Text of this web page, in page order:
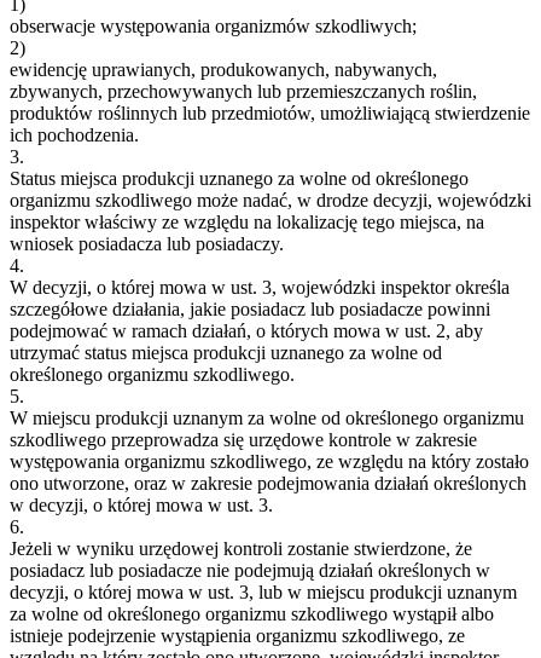
1)
obserwacje występowania organizmów szkodliwych;
2)
ewidencję uprawianych, produkowanych, nabywanych,
zbywanych, przechowywanych lub przemieszczanych roślin,
produktów roślinnych lub przedmiotów, umożliwiającą stwierdzenie
ich pochodzenia.
3.
Status miejsca produkcji uznanego za wolne od określonego
organizmu szkodliwego może nadać, w drodze decyzji, wojewódzki
inspektor właściwy ze względu na lokalizację tego miejsca, na
wniosek posiadacza lub posiadaczy.
4.
W decyzji, o której mowa w ust. 3, wojewódzki inspektor określa
szczegółowe działania, jakie posiadacz lub posiadacze powinni
podejmować w ramach działań, o których mowa w ust. 2, aby
utrzymać status miejsca produkcji uznanego za wolne od
określonego organizmu szkodliwego.
5.
W miejscu produkcji uznanym za wolne od określonego organizmu
szkodliwego przeprowadza się urzędowe kontrole w zakresie
występowania organizmu szkodliwego, ze względu na który zostało
ono utworzone, oraz w zakresie podejmowania działań określonych
w decyzji, o której mowa w ust. 3.
6.
Jeżeli w wyniku urzędowej kontroli zostanie stwierdzone, że
posiadacz lub posiadacze nie podejmują działań określonych w
decyzji, o której mowa w ust. 3, lub w miejscu produkcji uznanym
za wolne od określonego organizmu szkodliwego wystąpił albo
istnieje podejrzenie wystąpienia organizmu szkodliwego, ze